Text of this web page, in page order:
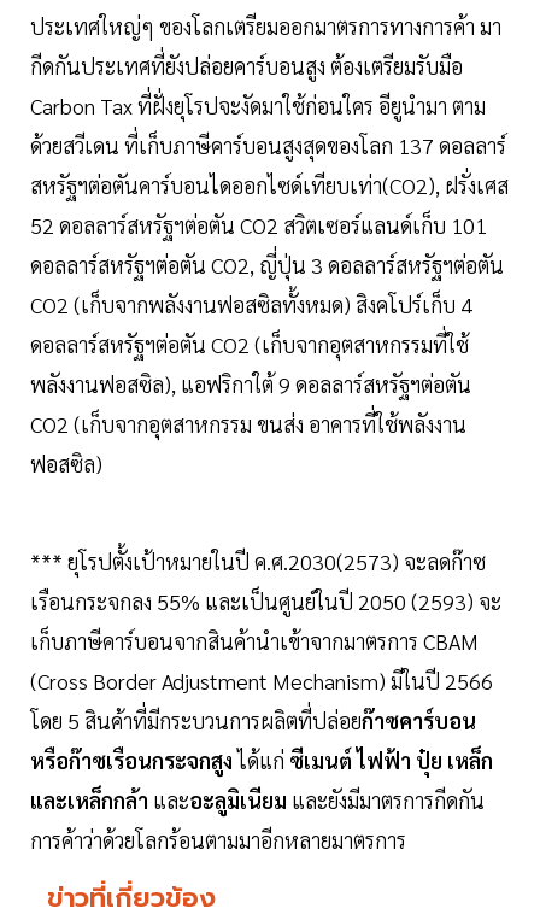
ประเทศใหญ่ๆ ของโลกเตรียมออกมาตรการทางการค้า มา
กีดกันประเทศที่ยังปล่อยคาร์บอนสูง ต้องเตรียมรับมือ
Carbon Tax ที่ฝั่งยุโรปจะงัดมาใช้ก่อนใคร อียูนำมา ตาม
ด้วยสวีเดน ที่เก็บภาษีคาร์บอนสูงสุดของโลก 137 ดอลลาร์
สหรัฐฯต่อตันคาร์บอนไดออกไซด์เทียบเท่า(CO2), ฝรั่งเศส
52 ดอลลาร์สหรัฐฯต่อตัน CO2 สวิตเซอร์แลนด์เก็บ 101
ดอลลาร์สหรัฐฯต่อตัน CO2, ญี่ปุ่น 3 ดอลลาร์สหรัฐฯต่อตัน
CO2 (เก็บจากพลังงานฟอสซิลทั้งหมด) สิงคโปร์เก็บ 4
ดอลลาร์สหรัฐฯต่อตัน CO2 (เก็บจากอุตสาหกรรมที่ใช้
พลังงานฟอสซิล), แอฟริกาใต้ 9 ดอลลาร์สหรัฐฯต่อตัน
CO2 (เก็บจากอุตสาหกรรม ขนส่ง อาคารที่ใช้พลังงาน
ฟอสซิล)
*** ยุโรปตั้งเป้าหมายในปี ค.ศ.2030(2573) จะลดก๊าซ
เรือนกระจกลง 55% และเป็นศูนย์ในปี 2050 (2593) จะ
เก็บภาษีคาร์บอนจากสินค้านำเข้าจากมาตรการ CBAM
(Cross Border Adjustment Mechanism) มีในปี 2566
โดย 5 สินค้าที่มีกระบวนการผลิตที่ปล่อยก๊าซคาร์บอน
หรือก๊าซเรือนกระจกสูงได้แก่ ซีเมนต์ ไฟฟ้า ปุ๋ย เหล็ก
และเหล็กกล้า และอะลูมิเนียม และยังมีมาตรการกีดกัน
การค้าว่าด้วยโลกร้อนตามมาอีกหลายมาตรการ
ข่าวที่เกี่ยวข้อง